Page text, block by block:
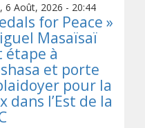
6 Août, 2026 - 20:44
for Peace »
Masaïsaï
étape à
et porte
pour la
dans l’Est de la